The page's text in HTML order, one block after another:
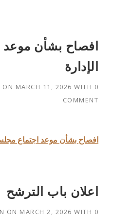
افصاح بشأن
الإدارة
ON MARCH 11, 2026 WITH 0
COMMENT
افصاح بشأن موعد اجتماع
اعلان باب الترشح
ON MARCH 2, 2026 WITH 0